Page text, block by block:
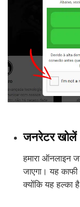
जनरेटर खोलें
हमारा ऑनलाइन
जाएगा। यह
क्योंकि यह हल्का